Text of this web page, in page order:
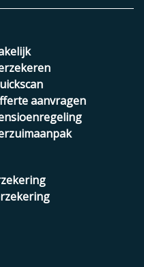
aanvragen